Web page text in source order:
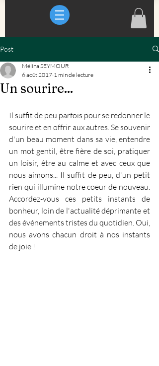
Post
Un sourire...
Mélina SEYMOUR
6 août 2017 1 min de lecture
Il suffit de peu parfois pour se redonner le
sourire et en offrir aux autres. Se souvenir
d'un beau moment dans sa vie, entendre
un mot gentil, être fière de soi, pratiquer
un loisir, être au calme et avec ceux que
nous aimons... Il suffit de peu, d'un petit
rien qui illumine notre coeur de nouveau.
Accordez-vous ces petits instants de
bonheur, loin de l'actualité déprimante et
des événements tristes du quotidien. Oui,
nous avons chacun droit à nos instants
de joie !